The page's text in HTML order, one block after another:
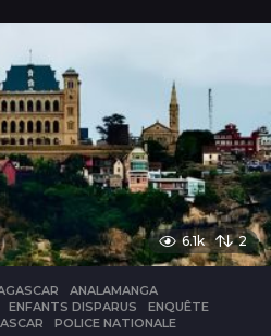
6.1k 2
,ANALAMANGA
,ENFANTS DISPARUS ,ENQUÊTE
,POLICE NATIONALE